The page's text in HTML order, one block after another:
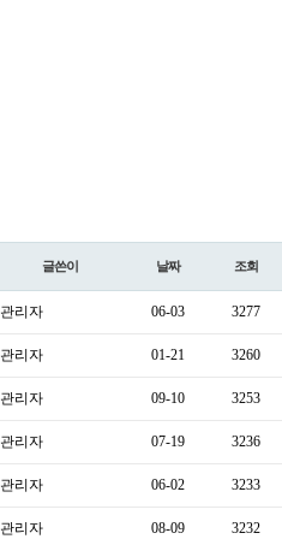
글쓴이 날짜 조회
관리자 06-03 3277
관리자 01-21 3260
관리자 09-10 3253
관리자 07-19 3236
관리자 06-02 3233
관리자 08-09 3232